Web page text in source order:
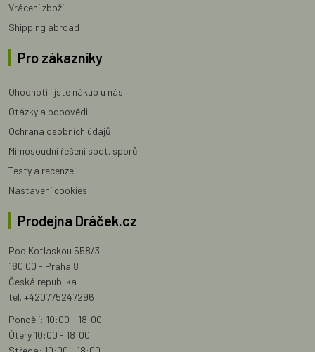
Vrácení zboží
Shipping abroad
Pro zákazníky
Ohodnotili jste nákup u nás
Otázky a odpovědi
Ochrana osobních údajů
Mimosoudní řešení spot. sporů
Testy a recenze
Nastavení cookies
Prodejna Dráček.cz
Pod Kotlaskou 558/3
180 00 - Praha 8
Česká republika
tel. +420775247296
Pondělí: 10:00 - 18:00
Úterý 10:00 - 18:00